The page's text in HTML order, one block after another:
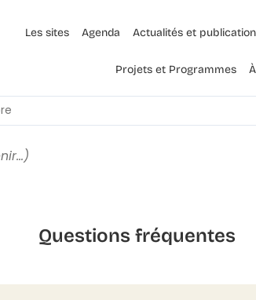
Les sites Agenda Actualités et
Projets et Programmes
Questions fréquentes